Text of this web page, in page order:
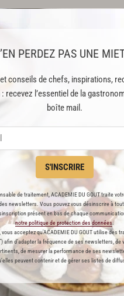
PERDEZ PAS UNE
conseils de chefs, inspirations,
recevez l’essentiel de la
boîte mail.
S'INSCRIRE
de traitement, ACADEMIE DU GOUT traite
newsletters. Vous pouvez vous désinscrire à
présent en bas de chaque
notre politique de protection des données.
acceptez qu'ACADEMIE DU GOUT utilise des
afin d’adapter la fréquence de ses newsletters, de
de mesurer la performance de ses
peuvent contenir et de gérer ses listes de
PREMIUM
!